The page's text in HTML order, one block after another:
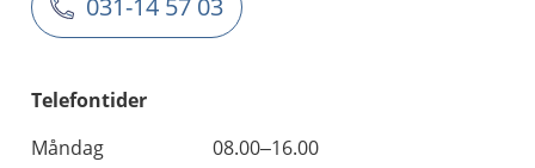
031-14 57 03
Telefontider
Måndag
08.00–16.00